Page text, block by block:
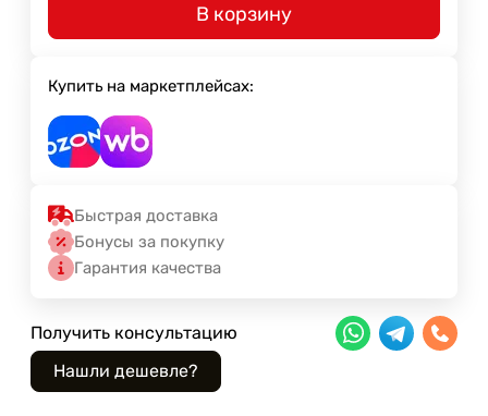
В корзину
Купить на маркетплейсах:
Быстрая доставка
Бонусы за покупку
Гарантия качества
Получить консультацию